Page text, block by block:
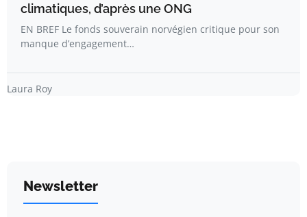
climatiques, d’après une ONG
EN BREF Le fonds souverain norvégien critique pour son
manque d’engagement…
Laura Roy
Newsletter